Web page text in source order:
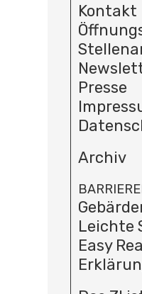
Kontakt
Presse
Archiv
Leichte
Easy